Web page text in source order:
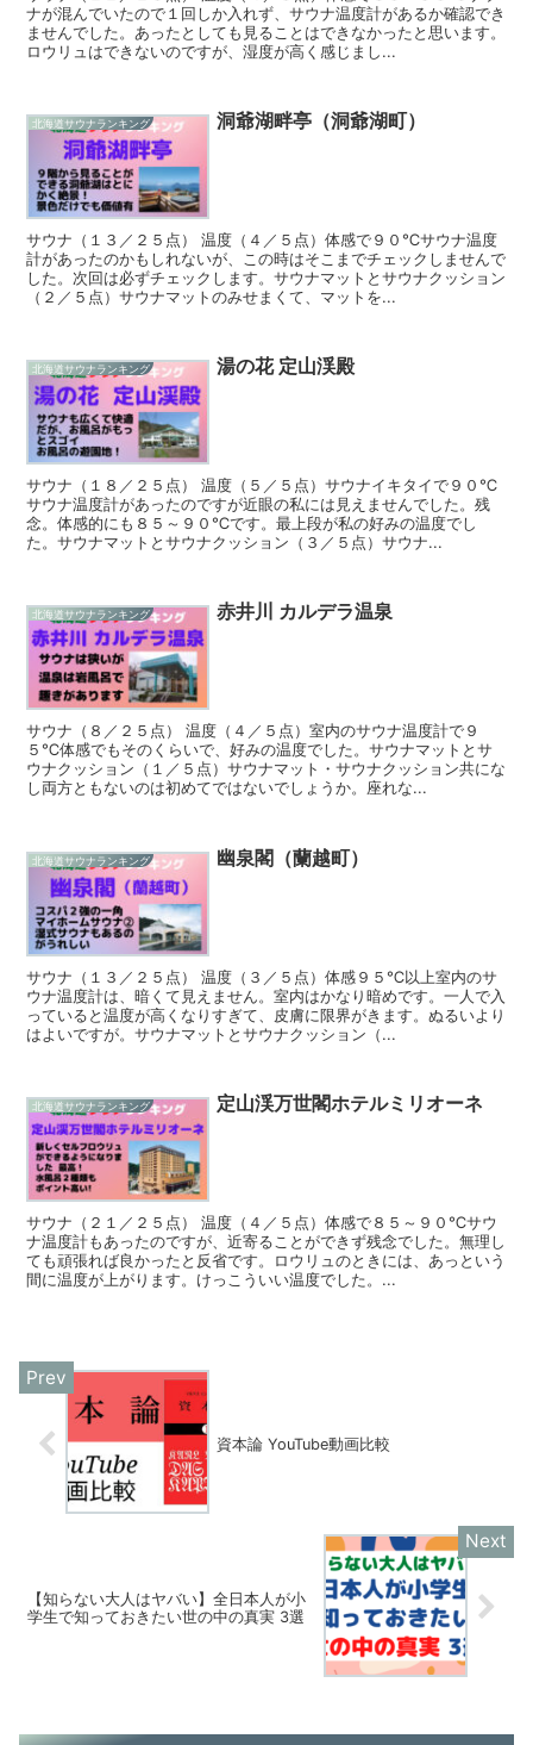
ナが混んでいたので１回しか入れず、サウナ温度計があるか確認でき
ませんでした。あったとしても見ることはできなかったと思います。
ロウリュはできないのですが、湿度が高く感じまし...
北海道サウナランキング 洞爺湖畔亭（洞爺湖町）
サウナ（１３／２５点） 温度（４／５点）体感で９０℃サウナ温度
計があったのかもしれないが、この時はそこまでチェックしませんで
した。次回は必ずチェックします。サウナマットとサウナクッション
（２／５点）サウナマットのみせまくて、マットを...
北海道サウナランキング 湯の花 定山渓殿
サウナ（１８／２５点） 温度（５／５点）サウナイキタイで９０℃
サウナ温度計があったのですが近眼の私には見えませんでした。残
念。体感的にも８５～９０℃です。最上段が私の好みの温度でし
た。サウナマットとサウナクッション（３／５点）サウナ...
北海道サウナランキング 赤井川 カルデラ温泉
サウナ（８／２５点） 温度（４／５点）室内のサウナ温度計で９
５℃体感でもそのくらいで、好みの温度でした。サウナマットとサ
ウナクッション（１／５点）サウナマット・サウナクッション共にな
し両方ともないのは初めてではないでしょうか。座れな...
北海道サウナランキング 幽泉閣（蘭越町）
サウナ（１３／２５点） 温度（３／５点）体感９５℃以上室内のサ
ウナ温度計は、暗くて見えません。室内はかなり暗めです。一人で入
っていると温度が高くなりすぎて、皮膚に限界がきます。ぬるいより
はよいですが。サウナマットとサウナクッション（...
北海道サウナランキング 定山渓万世閣ホテルミリオーネ
サウナ（２１／２５点） 温度（４／５点）体感で８５～９０℃サウ
ナ温度計もあったのですが、近寄ることができず残念でした。無理し
ても頑張れば良かったと反省です。ロウリュのときには、あっという
間に温度が上がります。けっこういい温度でした。...
資本論 YouTube動画比較
【知らない大人はヤバい】全日本人が小
学生で知っておきたい世の中の真実 3選